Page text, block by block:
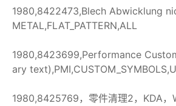
1980,8422473,Blech Abwicklung
METAL,FLAT_PATTERN,ALL
1980,8423699,Performance
ary
1980,8425769，零件清理2，KDA，